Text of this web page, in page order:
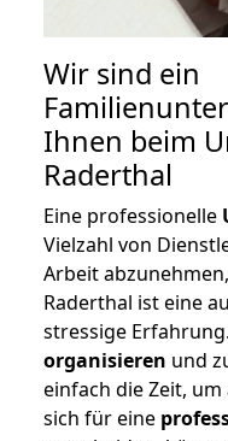
Wir sind ein
Ihnen beim
Raderthal
Eine professionelle
Vielzahl von
Arbeit
Raderthal ist eine
stressige
organisieren und
einfach die Zeit, um
sich für eine